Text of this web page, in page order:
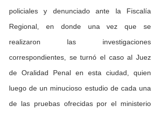
policiales y denunciado ante la Fiscalía
Regional, en donde una vez que se
realizaron las investigaciones
correspondientes, se turnó el caso al Juez
de Oralidad Penal en esta ciudad, quien
luego de un minucioso estudio de cada una
de las pruebas ofrecidas por el ministerio